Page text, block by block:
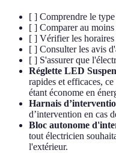
[ ] Comprendre le
[ ] Comparer au
[ ] Vérifier les
[ ] Consulter les avis
[ ] S'assurer que
Réglette LED
rapides et efficaces,
étant économe en
Harnais
d’intervention en cas
Bloc autonome
tout électricien
l'extérieur.